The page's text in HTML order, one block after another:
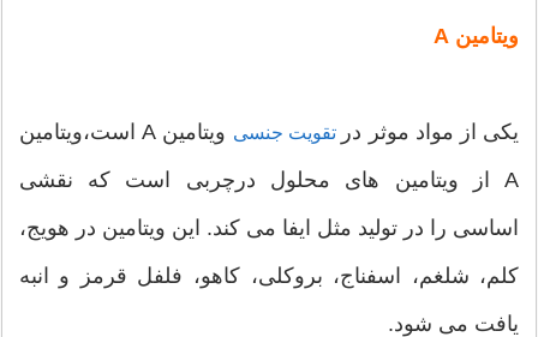
ویتامین A
یکی از مواد موثر در تقویت جنسی
ویتامین A است،ویتامین
A از ویتامین های محلول درچربی است که نقشی
اساسی را در تولید مثل ایفا می کند. این ویتامین در هویج،
کلم، شلغم، اسفناج، بروکلی، کاهو، فلفل قرمز و انبه
یافت می شود.